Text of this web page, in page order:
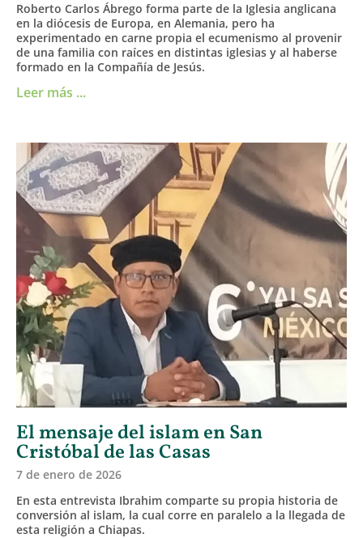
Roberto Carlos Ábrego forma parte de la Iglesia anglicana
en la diócesis de Europa, en Alemania, pero ha
experimentado en carne propia el ecumenismo al provenir
de una familia con raíces en distintas iglesias y al haberse
formado en la Compañía de Jesús.
Leer más ...
El mensaje del islam en San
Cristóbal de las Casas
7 de enero de 2026
En esta entrevista Ibrahim comparte su propia historia de
conversión al islam, la cual corre en paralelo a la llegada de
esta religión a Chiapas.